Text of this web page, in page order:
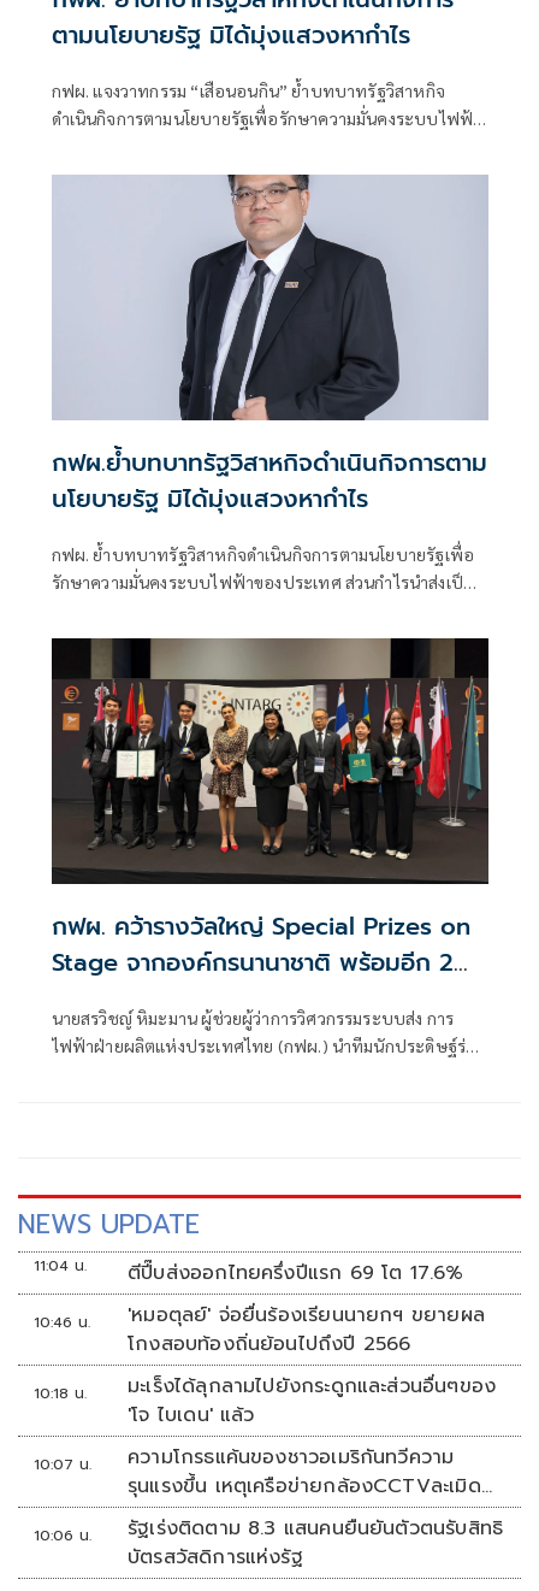
ตามนโยบายรัฐ มิได้มุ่งแสวงหากำไร
กฟผ. แจงวาทกรรม “เสือนอนกิน” ย้ำบทบาทรัฐวิสาหกิจ
ดำเนินกิจการตามนโยบายรัฐเพื่อรักษาความมั่นคงระบบไฟฟ้า
มือกับทุกภาคส่วนลดต้นทุนการผลิตไฟฟ้าเพื่อค่าไฟที่เป็น
กฟผ.ย้ำบทบาทรัฐวิสาหกิจดำเนินกิจการตาม
นโยบายรัฐ มิได้มุ่งแสวงหากำไร
กฟผ. ย้ำบทบาทรัฐวิสาหกิจดำเนินกิจการตามนโยบายรัฐเพื่อ
รักษาความมั่นคงระบบไฟฟ้าของประเทศ ส่วนกำไรนำส่งเป็น
ผลิตไฟฟ้าเพื่อค่าไฟที่เป็นธรรม
กฟผ. คว้ารางวัลใหญ่ Special Prizes on
Stage จากองค์กรนานาชาติ พร้อมอีก 2
INTARG 2026 ณ เมืองคาโตไวซ์
นายสรวิชญ์ หิมะมาน ผู้ช่วยผู้ว่าการวิศวกรรมระบบส่ง การ
ไฟฟ้าฝ่ายผลิตแห่งประเทศไทย (กฟผ.) นำทีมนักประดิษฐ์ร่วม
NEWS UPDATE
11:04 น. ตีปี๊บส่งออกไทยครึ่งปีแรก 69 โต 17.6%
10:46 น.
'หมอตุลย์' จ่อยื่นร้องเรียนนายกฯ ขยายผล
โกงสอบท้องถิ่นย้อนไปถึงปี 2566
10:18 น.
มะเร็งได้ลุกลามไปยังกระดูกและส่วนอื่นๆของ
'โจ ไบเดน' แล้ว
10:07 น.
ความโกรธแค้นของชาวอเมริกันทวีความ
รุนแรงขึ้น เหตุเครือข่ายกล้องCCTVละเมิด
ความเป็นส่วนตัว
10:06 น.
รัฐเร่งติดตาม 8.3 แสนคนยืนยันตัวตนรับสิทธิ
บัตรสวัสดิการแห่งรัฐ